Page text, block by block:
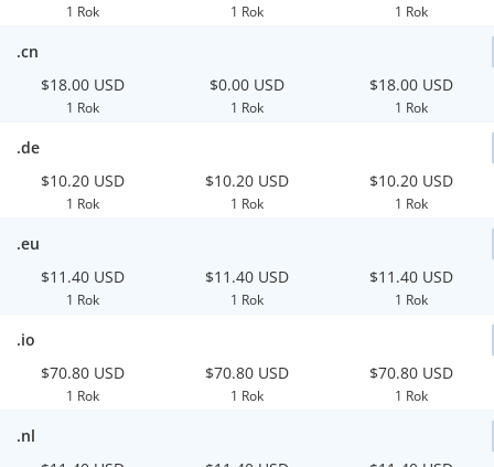
1 Rok 1 Rok 1 Rok
.cn
$18.00 USD
1 Rok
$0.00 USD
1 Rok
$18.00 USD
1 Rok
.de
$10.20 USD
1 Rok
$10.20 USD
1 Rok
$10.20 USD
1 Rok
.eu
$11.40 USD
1 Rok
$11.40 USD
1 Rok
$11.40 USD
1 Rok
.io
$70.80 USD
1 Rok
$70.80 USD
1 Rok
$70.80 USD
1 Rok
.nl